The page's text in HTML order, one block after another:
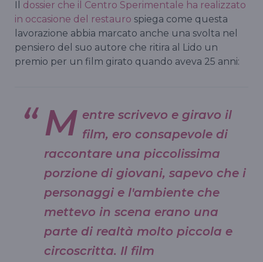
Il dossier che il Centro Sperimentale ha realizzato
in occasione del restauro spiega come questa
lavorazione abbia marcato anche una svolta nel
pensiero del suo autore che ritira al Lido un
premio per un film girato quando aveva 25 anni:
M entre scrivevo e giravo il
film, ero consapevole di
raccontare una piccolissima
porzione di giovani, sapevo che i
personaggi e l'ambiente che
mettevo in scena erano una
parte di realtà molto piccola e
circoscritta. Il film